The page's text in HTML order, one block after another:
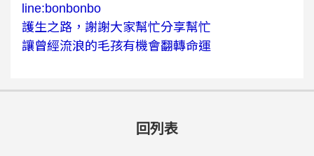
line:bonbonbo
護生之路，謝謝大家幫忙分享幫忙
讓曾經流浪的毛孩有機會翻轉命運
回列表